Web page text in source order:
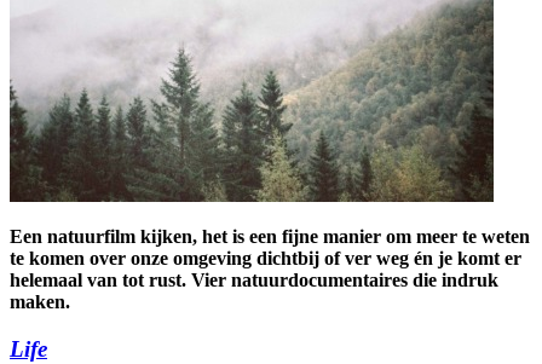
Een natuurfilm kijken, het is een fijne manier om meer te weten
te komen over onze omgeving dichtbij of ver weg én je komt er
helemaal van tot rust. Vier natuurdocumentaires die indruk
maken.
Life